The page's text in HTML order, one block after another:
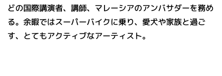
どの国際講演者、講師、マレーシアのアンバサダーを務め
る。余暇ではスーパーバイクに乗り、愛犬や家族と過ご
す、とてもアクティブなアーティスト。